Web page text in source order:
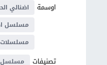
اوسمة
اضنالي الحلقة
مسلسل
مسلسلات
تصنيفات مسلسل